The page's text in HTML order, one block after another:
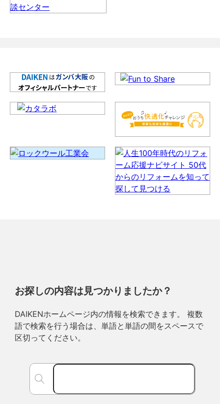
お探しの内容は見つかりましたか？
DAIKENホームページ内の情報を検索できます。 複数
語で検索を行う場合は、単語と単語の間をスペースで
区切ってください。